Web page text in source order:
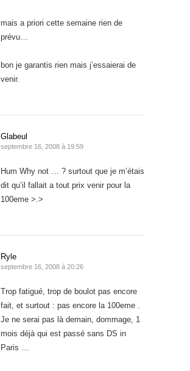
mais a priori cette semaine rien de
prévu…
bon je garantis rien mais j’essaierai de
venir.
Glabeul
septembre 16, 2008 à 19:59
Hum Why not … ? surtout que je m’étais
dit qu’il fallait a tout prix venir pour la
100eme >.>
Ryle
septembre 16, 2008 à 20:26
Trop fatigué, trop de boulot pas encore
fait, et surtout : pas encore la 100eme .
Je ne serai pas là demain, dommage, 1
mois déjà qui est passé sans DS in
Paris …